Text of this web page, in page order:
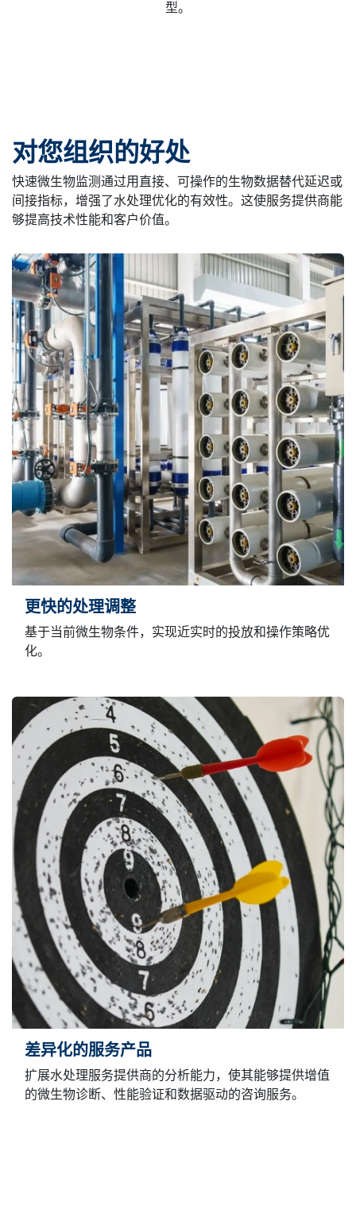
型。
对您组织的好处
快速微生物监测通过用直接、可操作的生物数据替代延迟或
间接指标，增强了水处理优化的有效性。这使服务提供商能
够提高技术性能和客户价值。
更快的处理调整
基于当前微生物条件，实现近实时的投放和操作策略优
化。
差异化的服务产品
扩展水处理服务提供商的分析能力，使其能够提供增值
的微生物诊断、性能验证和数据驱动的咨询服务。